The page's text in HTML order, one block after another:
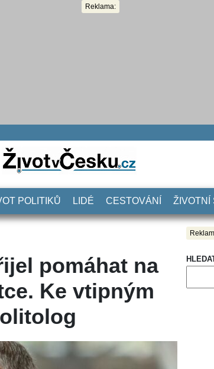
Reklama:
POLITIKŮ LIDÉ CESTOVÁNÍ ŽIVOTNÍ
pomáhat na
Ke vtipným